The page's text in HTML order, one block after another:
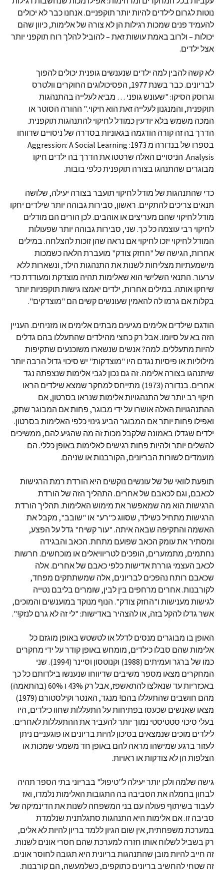
נוטות לגרום לילדים להיות יותר תוקפניים. אנחנו כבר לא יכולים
להעמיד פנים שמכות רגילות הן לא צורה של אלימות, כיוון שהם
יכולות – ולרוב באמת עושות זאת – להוביל להלך רוח תוקפני יותר
אצל ילדים.
לא קשה להבין למה ילדים שנענשים גופנית יכולים להפוך
לבריונים. כבר בשנת 1977, הפסיכולוגים החוקרים וולטרס
וגרוסק הסיקו: "שעונש גופני … מביא לעלייה בהתנהגות
תוקפנית, והמנגנון לעלייה זאת הוא חיקוי." ההורה הסוטר או
המכה משמש בלא יודעין כמודל לחיקוי להתנהגות תוקפנית.
הדרך בה זה קורה הודגמה בגאוניות בסדרה של ניסויים שדווחו
בספרו של בנדורה מ 1973: Aggression: A Social Learning
Analysis. הניסויים האלה שרטטו את הדרך בה ילדים חיקו
מבוגרים שהתנהגו בצורה תוקפנית כלפי בובות.
כדי שהתנהגות של מודל לחיקוי תועבר בצורה יעילה, שלושה
תנאים צריכים להתקיים. ראשון, סבירות גבוהה יותר שילדים יחקו
מודל לחיקוי שהם מעריצים או אוהבים. לכן הורים הם מודלים
לחיקוי רבי עוצמה כל כך. שני, סבירות גבוהה יותר שפעולות
המודל לחיקוי יזכו לחיקוי אם נראה שהן זוכות להצלחה. במילים
אחרות, הגישה של "החזק צודק" מועברת הלאה כשמכות
מישמעתיות מצליחות לשנות את התנהגות הילד, ונשארות ללא
ערעור. התנאי השלישי הוא שאלימות תהיה מוצדקת ומעודדת כדי
שיחקו אותה. במילים אחרות, ילדים יאמצו גישות תוקפניות יותר
בקלות אם גרמו לה להאמין שעונשים קשים הם "מוצדקים".
הודגם שילדים אלימים מגיעים מבתים אלימים או מזניחים. העניין
הזה בא על סיומו. אבל רק כחצי מהילדים שהתעללו בהם גדלים
להיות מתעללים. למה? אנשים שנשארו משוכנעים שתקיפות
מילוליות או פיסיות נגדם היו "מוצדקות" יש סיכוי גדול הרבה יותר
שיתנהגו בצורה אלימה. זה גם נכון לגבי אלימות שנצפתה נגד
אחרים. בנדורה (1973) מתייחס למחקר שמצא שילדים הראו
חיקוי רב יותר של התנהגויות אלימות שנראו בסרטון, אם
ההתנהגויות האלה אושרו על ידי מבוגר, פחות אם המבוגר שתק,
ואפילו פחות יותר אם המבוגר הביע גינוי כלפי האלימות בסרטון.
ילדים שגדלו באמונה שלקבל מכות זה מה שהגיע להם, ממשיכים
להשלים יותר ולהיות פחות רגישים לאלימות באופן כללי. הם
מועמדים לשורות הבריונים, הקורבנות או שניהם.
תופעת לוואי של של עונשים נוקשים היא הורדת רמת הרגישות
לכאבם, וגם לכאבם של אחרים. התהליך הזה של הורדת
הרגישות הוא מה שמאפשר את מימוש האלימות. תהליך הורדת
הרגישות מתחיל כשילד, שסווג כ"רע" או "שובב", מקבל את
האשמה והתקיפה שבאה איתה. "עור קשיח" גדל על הפצע,
ומסתיר את עומק הכאב שפועם מתחת. הכאב והבגידה
נחתמים, מתמזערים, הופכים לטריוויאלים או מוכחשים. חרשות
לכאב העצמי גוררת אדישות כלפי כאבם של אחרים. אלה
שכאבם רותח נהפכים לבריונים, אלה שמשתתקים מפחד,
לקורבנות. אחרים מרחפים בין לבין, שומרים בליבם נטייה
לגישות מענישות ו"החזק צודק". הנוף מנוקד במוענשים והמוכים,
אשר גדלו להקל בזה, או להצהיר באדישות: "לי זה לא גרם לנזק!".
האופן בו מבוגרים מנסים לדלל או לטשטש באופן מוגזם כל
אלימות שהם סבלו כילדים, מומחש באופן קודר על ידי מחקרים
כמו של ברגר ועמיתים (1988) וקנוטסון וסיינר (1994). שני
המחקרים מצאו מספר משיבים שדיווחו שנענשו בילדותם כל כך
באכזריות עד שנאלצו להתאשפז, אבל רק 43% ו 60% (בהתאמה)
מהם חושבים שהתעללו בהם! מנגד, האנטר וקילסטורם (1979)
מצאו שאנשים שכעסו בפתיחות על התעללות שחוו כילדים, היו
בעלי סיכוי סטטיסטי נמוך יותר להעביר את ההתעללות לאחרים.
לילדים מוכים שנמצאים בסיכון להיות בריונים או פוגעניים ניתן
לעזור ברגע שמישהו מראה להם באופן חד משמעי שמכות או
הצלפות הן לא צודקות או ראויות.
גישה שלמה ולכן יותר יעילה ל"טיפול" בבריוני בתי הספר תהיה
לבחון בחמלה את הסביבה בה התגובות האלימות נלמדו, ואז
לעבוד בשיתוף פעולה עם בני המשפחה לשנות את הדינמיקה של
סביבה זו. אם אלימות היא התנהגות סתגלתנית שנלמדת
במערכת משפחתית, אין שום הגיון ללמד בריון להיות לא אלים,
רק בשביל לשלוח אותו חזרה למערכת שהם חסרי אונים לשנות.
זה חייב להיות מובן שהתנהגות בריונית היא תגובה לחוסר אונים.
זה שטחי להחשיב בריונים כתוקפים, כשלמעשה, הם קורבנות.